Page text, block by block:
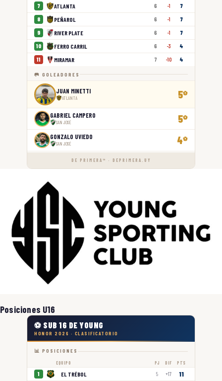
7 ATLANTA 6 -1 7
8 PEÑAROL 6 -1 7
9 RIVER PLATE 6 -1 7
10 FERRO CARRIL 6 -3 4
11 MIRAMAR 7 -10 4
🥅 GOLEADORES
JUAN MINETTI
ATLANTA 5⚽
GABRIEL CAMPERO
SAN JOSÉ 5⚽
GONZALO UVIEDO
SAN JOSÉ 4⚽
DE PRIMERA™ · DEPRIMERA.UY
Posiciones U16
⚽ SUB 16 DE YOUNG
HONOR 2026 · CLASIFICATORIO
📊 POSICIONES
EQUIPO PJ DIF PTS
1 EL TRÉBOL 5 +17 11